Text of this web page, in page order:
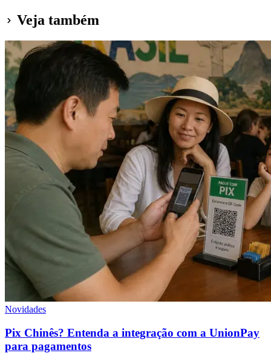
Veja também
Novidades
Pix Chinês? Entenda a integração com a UnionPay
para pagamentos